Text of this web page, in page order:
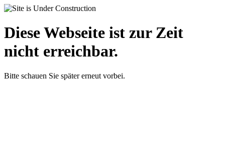
Diese Webseite ist zur Zeit
nicht erreichbar.
Bitte schauen Sie später erneut vorbei.